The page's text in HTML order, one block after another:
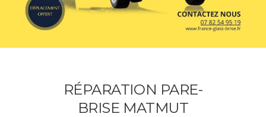
RÉPARATION PARE-
BRISE MATMUT